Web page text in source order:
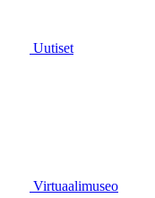
Uutiset
Virtuaalimuseo